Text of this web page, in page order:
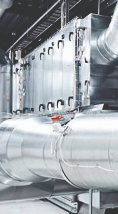
систем мониторинга
презентаций
насосов